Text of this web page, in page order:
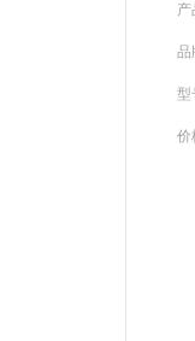
产
品
型
价